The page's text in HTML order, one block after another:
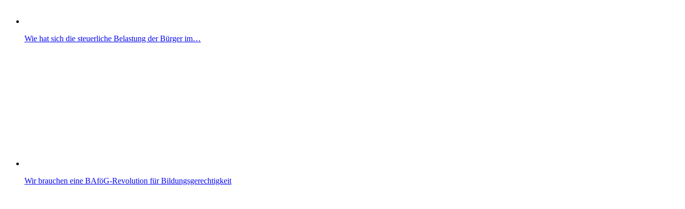
Wie hat sich die steuerliche Belastung der Bürger im…
Wir brauchen eine BAföG-Revolution für Bildungsgerechtigkeit